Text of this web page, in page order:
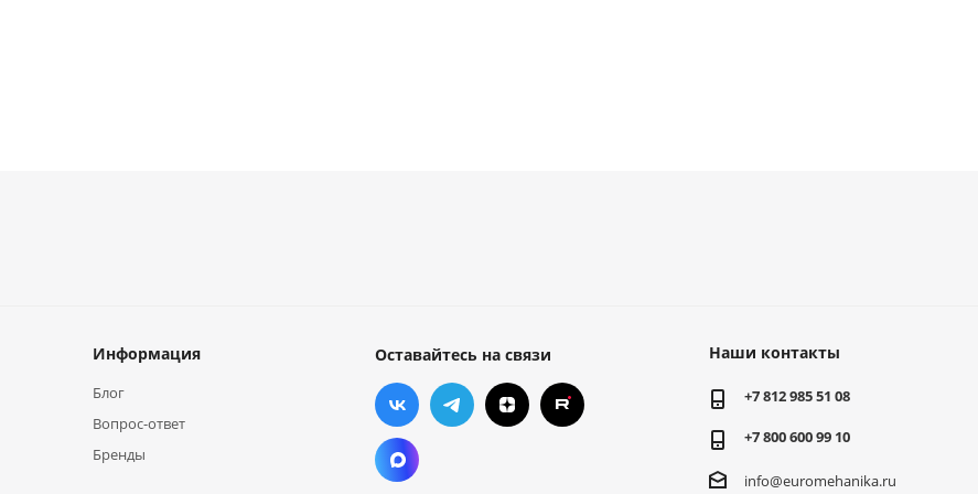
Информация
Блог
Вопрос-ответ
Бренды
Оставайтесь на связи Наши контакты
+7 812 985 51 08
+7 800 600 99 10
info@euromehanika.ru